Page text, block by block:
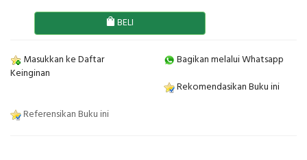
BELI
Masukkan ke Daftar
Keinginan
Bagikan melalui Whatsapp
Rekomendasikan Buku ini
Referensikan Buku ini